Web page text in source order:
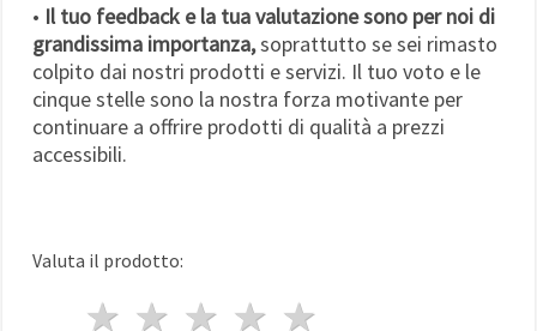
• Il tuo feedback e la tua valutazione sono per noi di
grandissima importanza,soprattutto se sei rimasto
colpito dai nostri prodotti e servizi. Il tuo voto e le
cinque stelle sono la nostra forza motivante per
continuare a offrire prodotti di qualità a prezzi
accessibili.
Valuta il prodotto:
4 stelle
3 stelle
2 stelle
1 stella